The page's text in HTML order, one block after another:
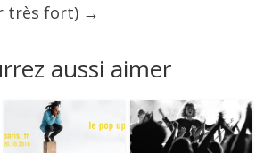
très fort) →
aussi aimer